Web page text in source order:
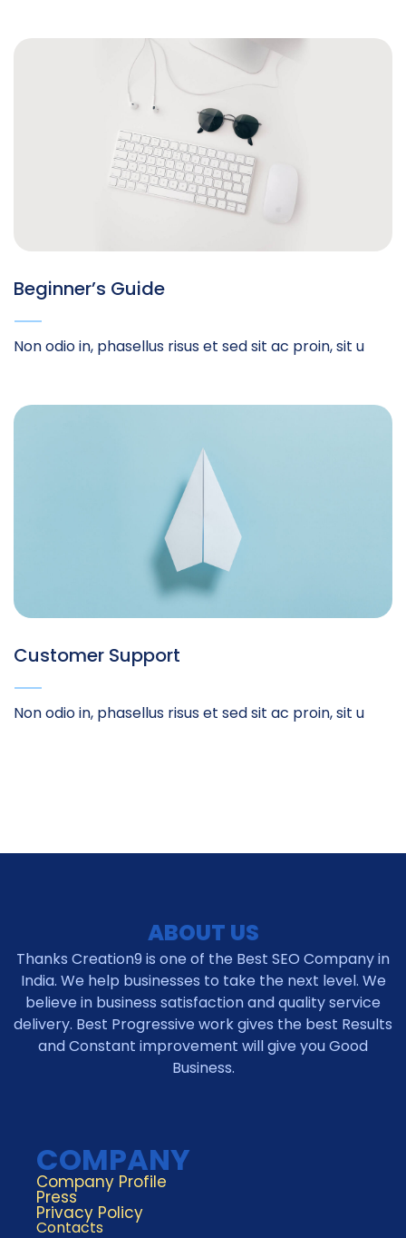
Beginner’s Guide
Non odio in, phasellus risus et sed sit ac proin, sit u
Customer Support
Non odio in, phasellus risus et sed sit ac proin, sit u
ABOUT US
Thanks Creation9 is one of the Best SEO Company in
India. We help businesses to take the next level. We
believe in business satisfaction and quality service
delivery. Best Progressive work gives the best Results
and Constant improvement will give you Good
Business.
COMPANY
Company Profile
Press
Privacy Policy
Contacts